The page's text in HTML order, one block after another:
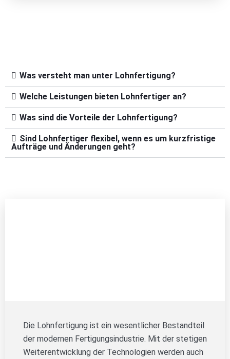
Was versteht man unter Lohnfertigung?
Welche Leistungen bieten Lohnfertiger an?
Was sind die Vorteile der Lohnfertigung?
Sind Lohnfertiger flexibel, wenn es um kurzfristige
Aufträge und Änderungen geht?
Die Lohnfertigung ist ein wesentlicher Bestandteil
der modernen Fertigungsindustrie. Mit der stetigen
Weiterentwicklung der Technologien werden auch